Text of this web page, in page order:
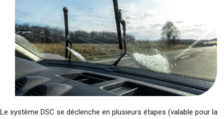
Le système DSC se déclenche en plusieurs étapes (valable pour la